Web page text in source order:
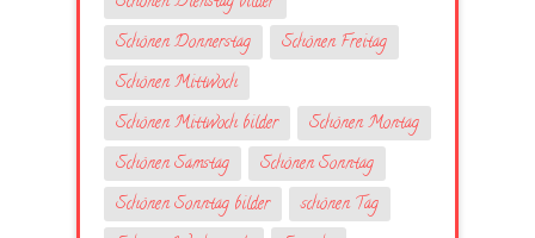
Schönen Donnerstag
Schönen Freitag
Schönen Mittwoch
Schönen Mittwoch bilder
Schönen Montag
Schönen Samstag
Schönen Sonntag
Schönen Sonntag bilder
schönen Tag